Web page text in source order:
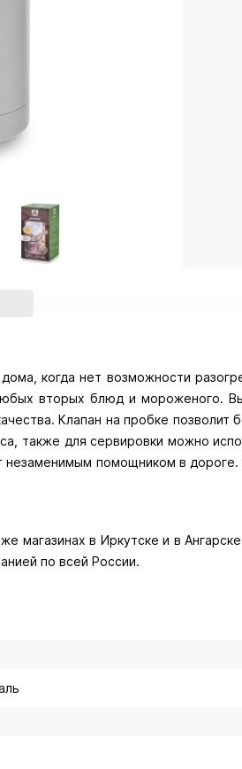
когда нет возможности
вторых блюд и мороженого.
Клапан на пробке позволит
также для сервировки можно
помощником в дороге.
в Иркутске и в
по всей России.